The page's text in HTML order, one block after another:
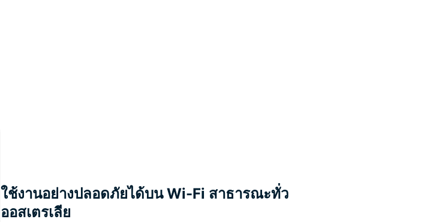
ใช้งานอย่างปลอดภัยได้บน Wi-Fi สาธารณะทั่ว
ออสเตรเลีย